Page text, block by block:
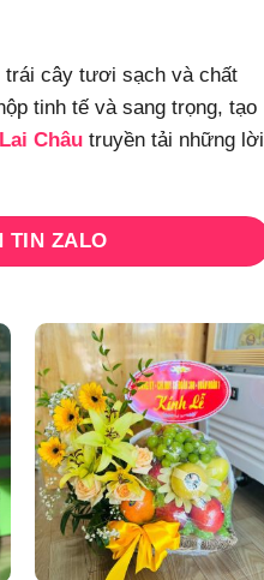
cây tươi sạch và chất
tinh tế và sang trọng, tạo
Châutruyền tải những lời
TIN ZALO